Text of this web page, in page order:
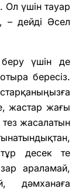
Ол үшін тауар
– дейді Әсел
үшін де
отыра бересіз.
жастар жағы
жасалатын
десек те
араламай,
дәмханаға